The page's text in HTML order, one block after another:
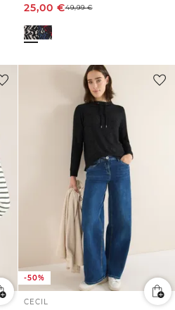
25,00 €49,99€
-50%
CECIL